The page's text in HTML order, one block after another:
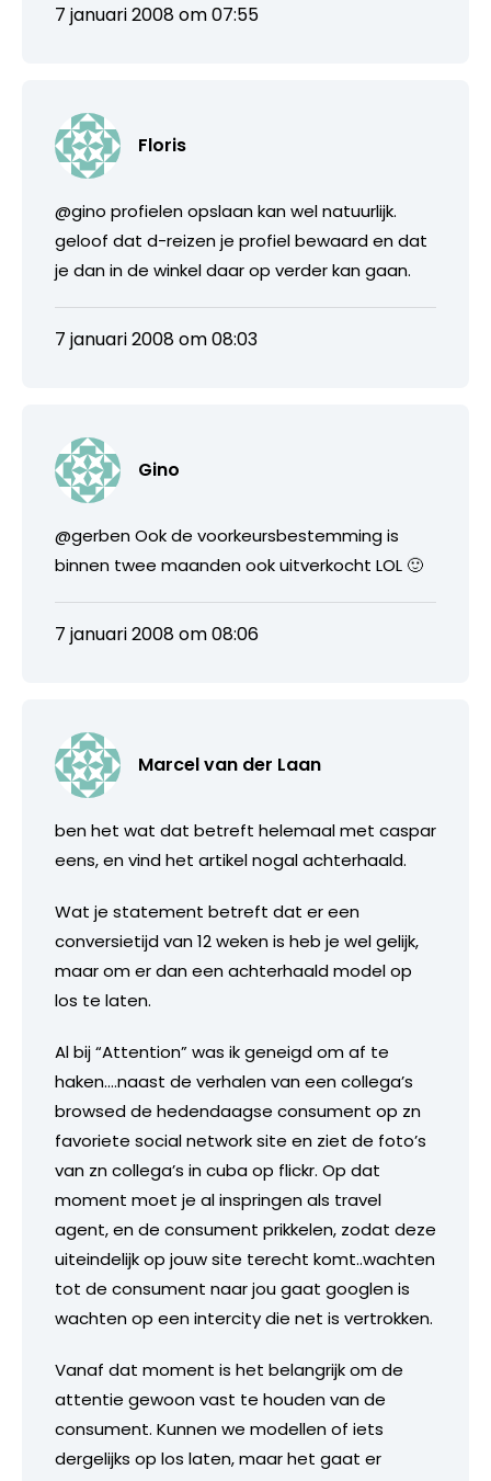
7 januari 2008 om 07:55
Floris
@gino profielen opslaan kan wel natuurlijk.
geloof dat d-reizen je profiel bewaard en dat
je dan in de winkel daar op verder kan gaan.
7 januari 2008 om 08:03
Gino
@gerben Ook de voorkeursbestemming is
binnen twee maanden ook uitverkocht LOL 🙂
7 januari 2008 om 08:06
Marcel van der Laan
ben het wat dat betreft helemaal met caspar
eens, en vind het artikel nogal achterhaald.
Wat je statement betreft dat er een
conversietijd van 12 weken is heb je wel gelijk,
maar om er dan een achterhaald model op
los te laten.
Al bij “Attention” was ik geneigd om af te
haken….naast de verhalen van een collega’s
browsed de hedendaagse consument op zn
favoriete social network site en ziet de foto’s
van zn collega’s in cuba op flickr. Op dat
moment moet je al inspringen als travel
agent, en de consument prikkelen, zodat deze
uiteindelijk op jouw site terecht komt..wachten
tot de consument naar jou gaat googlen is
wachten op een intercity die net is vertrokken.
Vanaf dat moment is het belangrijk om de
attentie gewoon vast te houden van de
consument. Kunnen we modellen of iets
dergelijks op los laten, maar het gaat er